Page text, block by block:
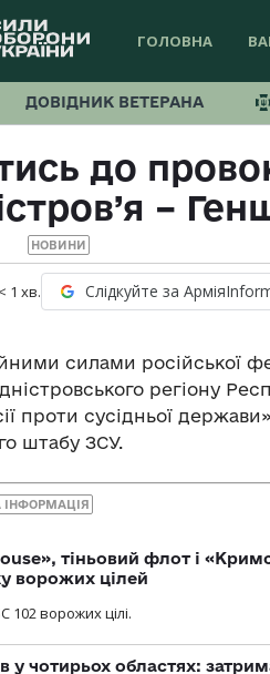
ГОЛОВНА
ДОВІДНИК ВЕТЕРАНА
до
–
НОВИНИ
< 1 хв. Слідкуйте за
силами російської
регіону
проти сусідньої
штабу ЗСУ.
ІНФОРМАЦІЯ
тіньовий флот і
ворожих цілей
102 ворожих цілі.
у чотирьох областях: